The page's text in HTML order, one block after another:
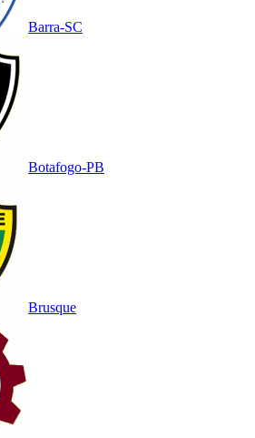
Barra-SC
Botafogo-PB
Brusque